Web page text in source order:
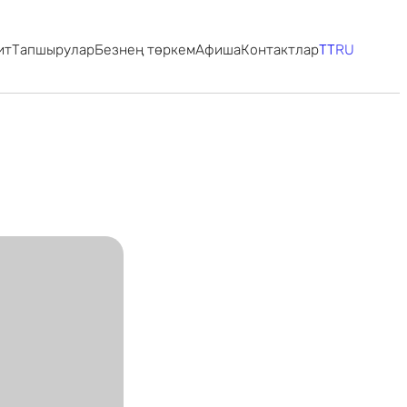
ТапшыруларБезнең төркемАфишаКонтактларTTRU